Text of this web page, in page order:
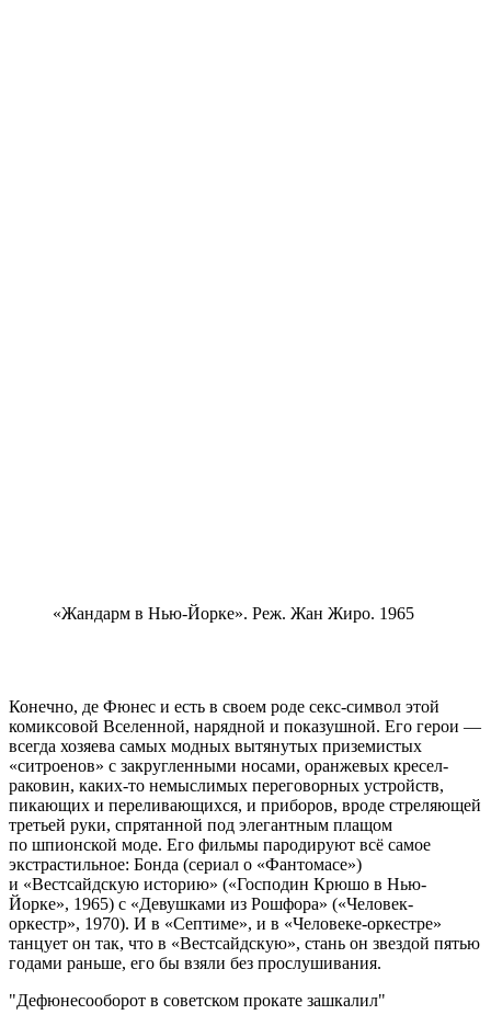
«Жандарм в Нью-Йорке». Реж. Жан Жиро. 1965
Конечно, де Фюнес и есть в своем роде секс-символ этой
комиксовой Вселенной, нарядной и показушной. Его герои —
всегда хозяева самых модных вытянутых приземистых
«ситроенов» с закругленными носами, оранжевых кресел-
раковин, каких-то немыслимых переговорных устройств,
пикающих и переливающихся, и приборов, вроде стреляющей
третьей руки, спрятанной под элегантным плащом
по шпионской моде. Его фильмы пародируют всё самое
экстрастильное: Бонда (сериал о «Фантомасе»)
и «Вестсайдскую историю» («Господин Крюшо в Нью-
Йорке», 1965) с «Девушками из Рошфора» («Человек-
оркестр», 1970). И в «Септиме», и в «Человеке-оркестре»
танцует он так, что в «Вестсайдскую», стань он звездой пятью
годами раньше, его бы взяли без прослушивания.
Дефюнесооборот в советском прокате зашкалил